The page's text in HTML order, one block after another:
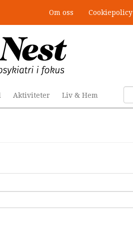
Om oss Cookiepolicy
Aktiviteter Liv & Hem